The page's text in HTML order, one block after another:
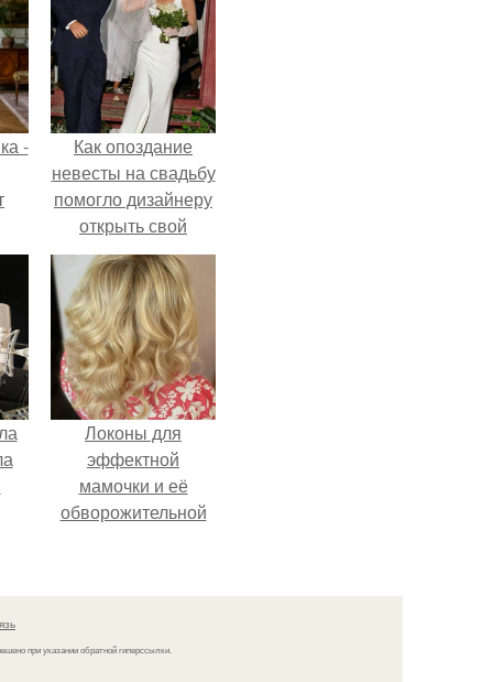
-
и
Как опоздание
невесты на свадьбу
помогло дизайнеру
открыть свой
бренд.
Локоны для
эффектной
мамочки и её
обворожительной
при указании обратной гиперссылки.